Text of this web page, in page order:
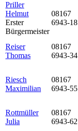
Priller
Helmut
Erster
Bürgermeister
08167
6943-18
Reiser
Thomas
08167
6943-34
Riesch
Maximilian
08167
6943-55
Rottmüller
Julia
08167
6943-62